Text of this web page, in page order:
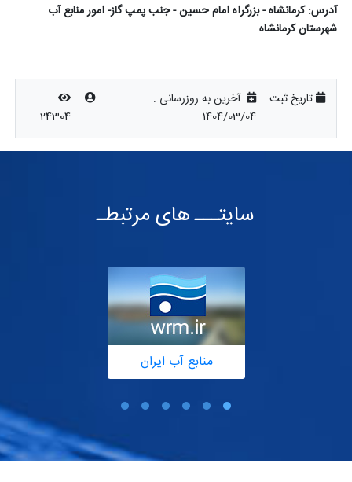
آدرس: کرمانشاه - بزرگراه امام حسین - جنب پمپ گاز- امور منابع آب
شهرستان کرمانشاه
تاریخ ثبت
:
آخرین به روزرسانی :
1404/03/04
24304
سایتـــ های مرتبطـ
منابع آب ایران